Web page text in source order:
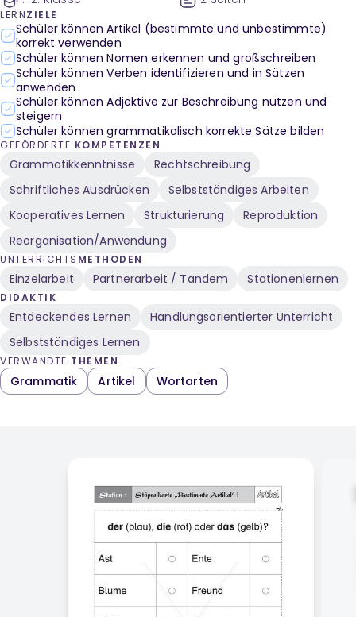
LERNZIELE
Schüler können Artikel (bestimmte und unbestimmte)
korrekt verwenden
Schüler können Nomen erkennen und großschreiben
Schüler können Verben identifizieren und in Sätzen
anwenden
Schüler können Adjektive zur Beschreibung nutzen und
steigern
Schüler können grammatikalisch korrekte Sätze bilden
GEFÖRDERTE KOMPETENZEN
Grammatikkenntnisse
Rechtschreibung
Schriftliches Ausdrücken
Selbstständiges Arbeiten
Kooperatives Lernen
Strukturierung
Reproduktion
Reorganisation/Anwendung
UNTERRICHTS METHODEN
Einzelarbeit Partnerarbeit / Tandem Stationenlernen
DIDAKTIK
Entdeckendes Lernen
Handlungsorientierter Unterricht
Selbstständiges Lernen
VERWANDTE THEMEN
Grammatik Artikel Wortarten